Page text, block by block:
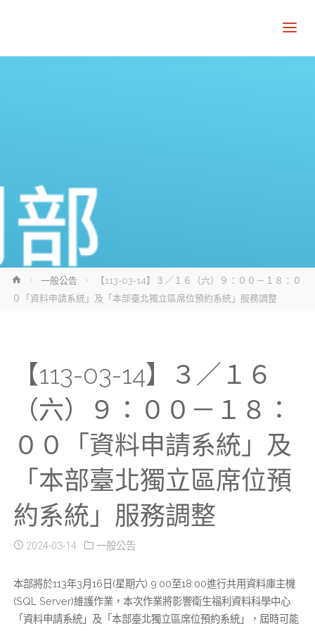
Home一般公告
【113-03-14】３／１６（六）９：００－１８：０
０「資料申請系統」及「本部臺北獨立區席位預約系統」服務調整
【113-03-14】３／１６
（六）９：００－１８：
００「資料申請系統」及
「本部臺北獨立區席位預
約系統」服務調整
2024-03-14 一般公告
本部將於113年3月16日(星期六) 9:00至18:00進行共用資料庫主機
(SQL Server)維護作業，本次作業將影響衛生福利資料科學中心
「資料申請系統」及「本部臺北獨立區席位預約系統」，屆時可能